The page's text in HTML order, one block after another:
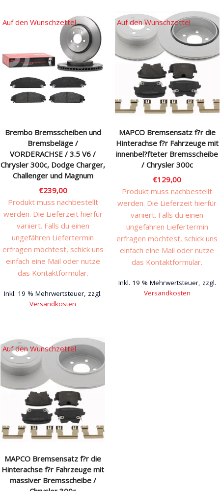
Brembo Bremsscheiben und
Bremsbeläge /
VORDERACHSE / 3.5 V6 /
Chrysler 300c, Dodge Charger,
Challenger und Magnum
€239,00
Produkt muss nachbestellt
werden. Die Lieferzeit hierfür
variiert. Falls du einen
ungefähren Liefertermin
erfragen möchtest, schick uns
einfach eine Mail oder nutze
das Kontaktformular.
Inkl. 19 % Mehrwertsteuer, zzgl.
Versandkosten
Auf den Wunschzettel
MAPCO Bremsensatz f?r die
Hinterachse f?r Fahrzeuge mit
innenbel?fteter Bremsscheibe
/ Chrysler 300c
€129,00
Produkt muss nachbestellt
werden. Die Lieferzeit hierfür
variiert. Falls du einen
ungefähren Liefertermin
erfragen möchtest, schick uns
einfach eine Mail oder nutze
das Kontaktformular.
Inkl. 19 % Mehrwertsteuer, zzgl.
Versandkosten
Auf den Wunschzettel
MAPCO Bremsensatz f?r die
Hinterachse f?r Fahrzeuge mit
massiver Bremsscheibe /
Auf den Wunschzettel